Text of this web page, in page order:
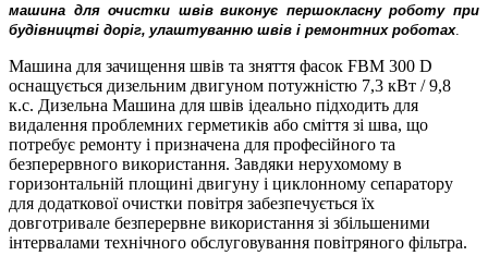
машина для очистки швів виконує першокласну роботу при
будівництві доріг, улаштуванню швів і ремонтних роботах.
Машина для зачищення швів та зняття фасок FBM 300 D
оснащується дизельним двигуном потужністю 7,3 кВт / 9,8
к.с. Дизельна Машина для швів ідеально підходить для
видалення проблемних герметиків або сміття зі шва, що
потребує ремонту і призначена для професійного та
безперервного використання. Завдяки нерухомому в
горизонтальній площині двигуну і циклонному сепаратору
для додаткової очистки повітря забезпечується їх
довготривале безперервне використання зі збільшеними
інтервалами технічного обслуговування повітряного фільтра.